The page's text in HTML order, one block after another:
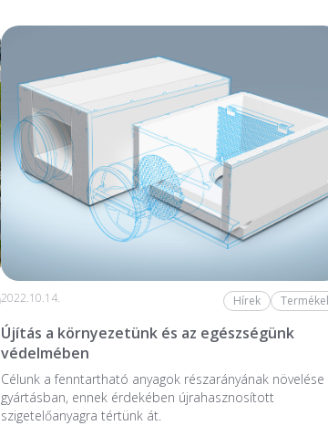
2022.10.14. Hírek
Újítás a környezetünk és az egészségünk
védelmében
Célunk a fenntartható anyagok részarányának növelése
gyártásban, ennek érdekében újrahasznosított
szigetelőanyagra tértünk át.